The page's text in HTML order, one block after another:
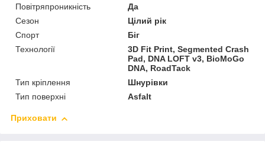
Повітряпроникність
Да
Сезон
Цілий рік
Спорт
Біг
Технології
3D Fit Print, Segmented Crash
Pad, DNA LOFT v3, BioMoGo
DNA, RoadTack
Тип кріплення
Шнурівки
Тип поверхні
Asfalt
Приховати